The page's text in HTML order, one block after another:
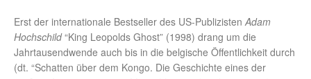
Erst der internationale Bestseller des US-PublizistenAdam
Hochschild“King Leopolds Ghost” (1998) drang um die
Jahrtausendwende auch bis in die belgische Öffentlichkeit durch
(dt. “Schatten über dem Kongo. Die Geschichte eines der